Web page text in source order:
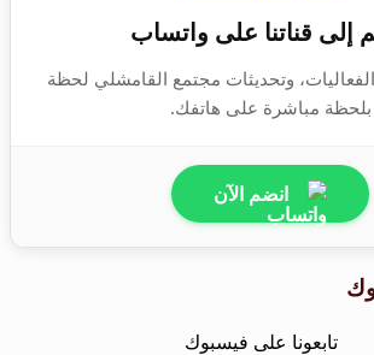
إلى قناتنا على واتساب
الفعاليات، وتحديثات مجتمع القامشلي لحظة
بلحظة مباشرة على هاتفك.
انضم الآن